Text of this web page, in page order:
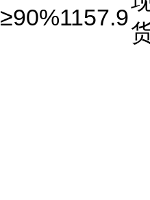
≥90%1157.9